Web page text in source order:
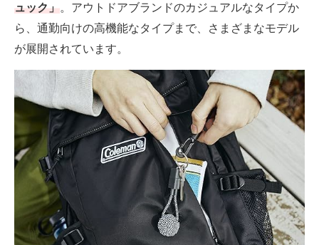
釣り具・釣り用品 食品・飲料・お酒
食器・グラス・カトラリー
メディア
注目記事を集めた総合ページ
ITの今と未来を見通す
スマホと通信の最新トレンド
進化するPCとデバイスの未来
好きが集まる 比べて選べる
ュック」。アウトドアブランドのカジュアルなタイプか
ら、通勤向けの高機能なタイプまで、さまざまなモデル
が展開されています。